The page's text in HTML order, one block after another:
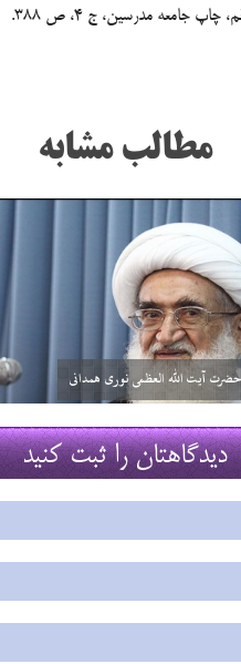
مطالب مشابه
خداوند نمي‌خواهد بيش از واجبات خودش، چيزي را
بر خود واجب كني…
2 اسفند 96
دیدگاهتان را ثبت کنید